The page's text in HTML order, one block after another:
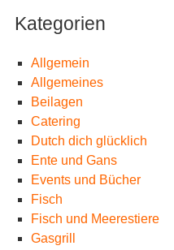
Kategorien
Allgemein
Allgemeines
Beilagen
Catering
Dutch dich glücklich
Ente und Gans
Events und Bücher
Fisch
Fisch und Meerestiere
Gasgrill